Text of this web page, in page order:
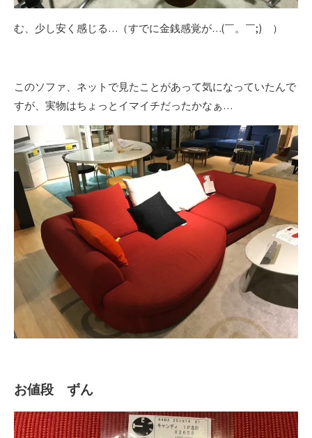
む、少し安く感じる…（すでに金銭感覚が…(￣。￣;) ）
このソファ、ネットで見たことがあって気になっていたんで
すが、実物はちょっとイマイチだったかなぁ…
お値段 ずん